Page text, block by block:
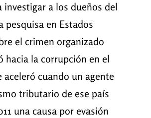
investigar a los dueños del
pesquisa en Estados
el crimen organizado
hacia la corrupción en el
aceleró cuando un agente
tributario de ese país
una causa por evasión